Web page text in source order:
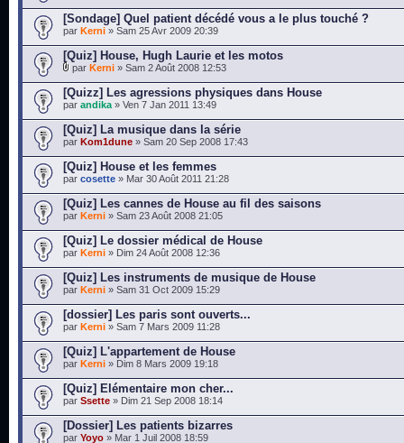
[Sondage] Quel patient décédé vous a le plus touché ?
par Kerni » Sam 25 Avr 2009 20:39
[Quiz] House, Hugh Laurie et les motos
par Kerni » Sam 2 Août 2008 12:53
[Quizz] Les agressions physiques dans House
par andika » Ven 7 Jan 2011 13:49
[Quiz] La musique dans la série
par Kom1dune » Sam 20 Sep 2008 17:43
[Quiz] House et les femmes
par cosette » Mar 30 Août 2011 21:28
[Quiz] Les cannes de House au fil des saisons
par Kerni » Sam 23 Août 2008 21:05
[Quiz] Le dossier médical de House
par Kerni » Dim 24 Août 2008 12:36
[Quiz] Les instruments de musique de House
par Kerni » Sam 31 Oct 2009 15:29
[dossier] Les paris sont ouverts...
par Kerni » Sam 7 Mars 2009 11:28
[Quiz] L'appartement de House
par Kerni » Dim 8 Mars 2009 19:18
[Quiz] Elémentaire mon cher...
par Ssette » Dim 21 Sep 2008 18:14
[Dossier] Les patients bizarres
par Yoyo » Mar 1 Juil 2008 18:59